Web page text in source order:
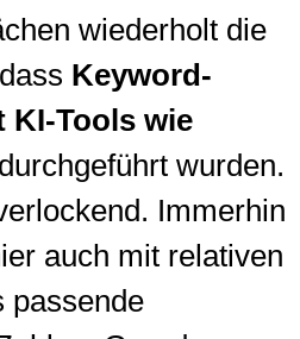
wiederholt die
Keyword-
KI-Tools wie
durchgeführt wurden.
Immerhin
auch mit relativen
passende